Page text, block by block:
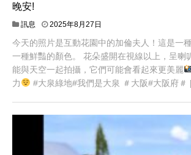
晚安!
訊息 2025年8月27日
今天的照片是互動花園中的加倫夫人！這是一
一種鮮豔的顏色。 花朵盛開在視線以上，呈喇
能與天空一起拍攝，它們可能會看起來更美麗
力
#大泉綠地#我們是大泉 ＃大阪#大阪府